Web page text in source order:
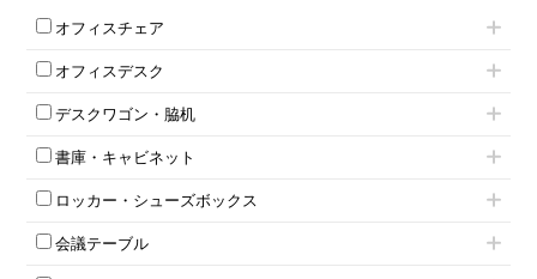
オフィスチェア
肘付きチェア
肘無しチェア
役員チェア
オフィスチェアその他
オフィスデスク
片袖机
フリーアドレスデスク（ベンチデスク）
昇降デスク
両袖机
デスクワゴン・脇机
インワゴン2段
インワゴン3段
脇机
書庫・キャビネット
ハイキャビネット
ローキャビネット
両開きキャビネット
ロッカー・シューズボックス
1人用ロッカー
2人用ロッカー
会議テーブル